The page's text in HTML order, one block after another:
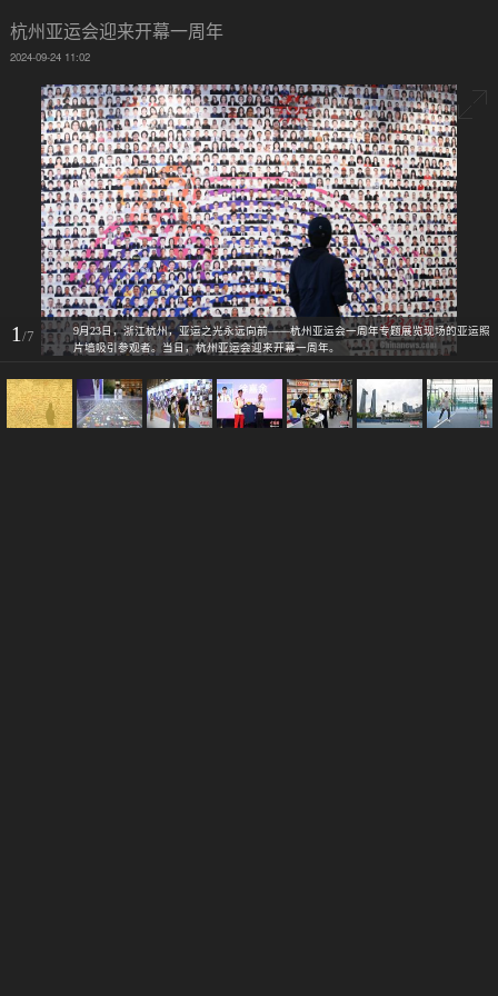
杭州亚运会迎来开幕一周年
2024-09-24 11:02
1/7
9月23日，浙江杭州，亚运之光永远向前——杭州亚运会一周年专题展览现场的亚运照
片墙吸引参观者。当日，杭州亚运会迎来开幕一周年。